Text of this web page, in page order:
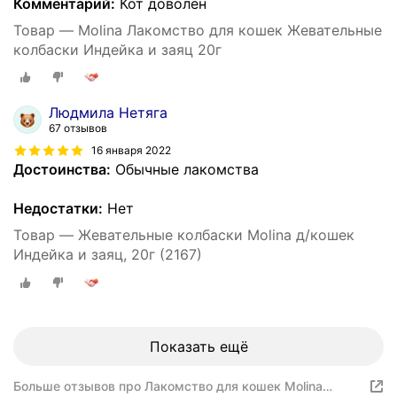
Товар — Molina Лакомство для кошек Жевательные
колбаски Индейка и заяц 20г
Людмила Нетяга
67 отзывов
16 января 2022
Достоинства: Обычные лакомства
Недостатки: Нет
Товар — Жевательные колбаски Molina д/кошек
Индейка и заяц, 20г (2167)
Показать ещё
Больше отзывов про Лакомство для кошек Molina